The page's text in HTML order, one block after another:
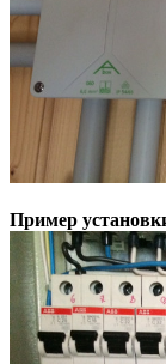
Пример